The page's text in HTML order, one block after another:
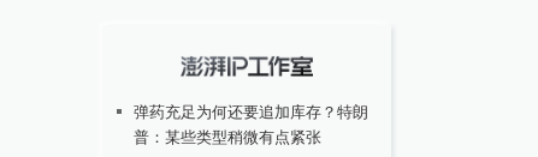
弹药充足为何还要追加库存？特朗
普：某些类型稍微有点紧张